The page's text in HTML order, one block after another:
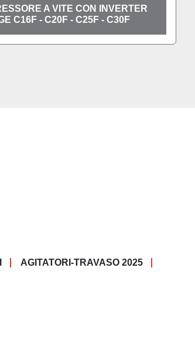
COMPRESSORE A PISTONI LUBRIFICATO
PER ALTA PRESSIONE BOGE SERIE SRM
AGITATORI-TRAVASO 2025